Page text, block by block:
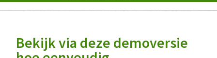
Optimale service: wij regelen alles voor u
Bekijk via deze demoversie